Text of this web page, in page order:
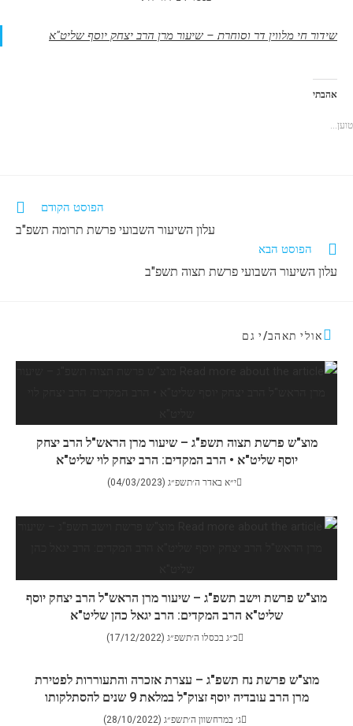
שידור חי מלווין דר וסוחרת – שיעור מרן הרב יצחק יוסף שליט"א
אהבתי
טוען...
הפוסט הקודם
עלון השיעור השבועי פרשת תרומה תשפ"ב
הפוסט הבא
עלון השיעור השבועי פרשת תצוה תשפ"ב
אולי תאהב/י גם
מוצ"ש פרשת תצוה תשפ"ג – שיעור מרן הראש"ל הרב יצחק
יוסף שליט"א • הרב המקדים: הרב יצחק לוי שליט"א
י״א באדר ה׳תשפ״ג (04/03/2023)
מוצ"ש פרשת וישב תשפ"ג – שיעור מרן הראש"ל הרב יצחק יוסף
שליט"א הרב המקדים: הרב יגאל כהן שליט"א
כ״ג בכסלו ה׳תשפ״ג (17/12/2022)
מוצ"ש פרשת נח תשפ"ג – עצרת אזכרה והתעוררות לפטירת
מרן הרב עובדיה יוסף זצוק"ל במלאת 9 שנים להסתלקותו
ג׳ במרחשוון ה׳תשפ״ג (28/10/2022)